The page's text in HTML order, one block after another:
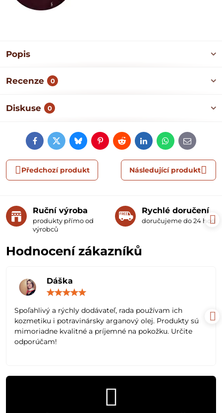
Popis
Recenze 0
Diskuse 0
FacebookTwitterBlueskyPinterestRedditLinkedInWhatsApp
E-
mail
Předchozí produkt Následující produkt
Ruční výroba
produkty přímo od
výrobců
Rychlé doručení
doručujeme do 24 hodin
Hodnocení zákazníků
Dáška
5
Spoľahlivý a rýchly dodávateľ, rada používam ich
kozmetiku i potravinársky arganový olej. Produkty sú
mimoriadne kvalitné a príjemné na pokožku. Určite
odporúčam!